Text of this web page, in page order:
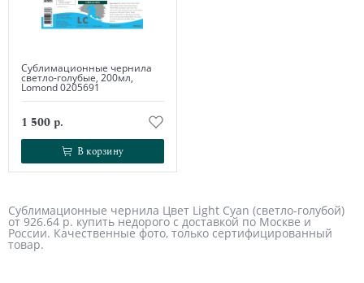
Сублимационные чернила
светло-голубые, 200мл,
Lomond 0205691
1 500 р.
В корзину
В корзину
Сублимационные чернила Цвет Light Cyan (светло-голубой)
от 926.64 р. купить недорого с доставкой по Москве и
России. Качественные фото, только сертифицированный
товар.